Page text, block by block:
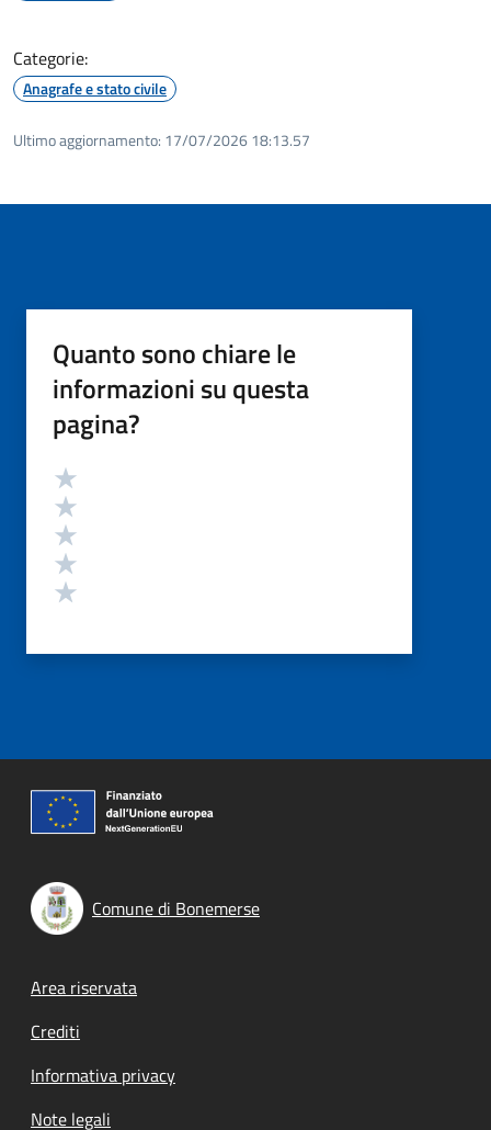
Categorie:
Anagrafe e stato civile
Ultimo aggiornamento: 17/07/2026 18:13.57
Quanto sono chiare le
informazioni su questa
pagina?
Valutazione
Comune di Bonemerse
Footer menu
Area riservata
Crediti
Informativa privacy
Note legali